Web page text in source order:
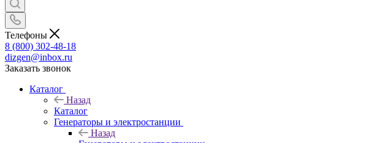
Телефоны
8 (800) 302-48-18
dizgen@inbox.ru
Заказать звонок
Каталог
Назад
Каталог
Генераторы и электростанции
Назад